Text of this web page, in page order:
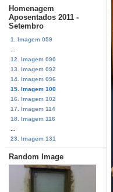
Homenagem
Aposentados 2011 -
Setembro
1. Imagem 059
12. Imagem 090
13. Imagem 092
14. Imagem 096
15. Imagem 100
16. Imagem 102
17. Imagem 114
18. Imagem 116
23. Imagem 131
Random Image